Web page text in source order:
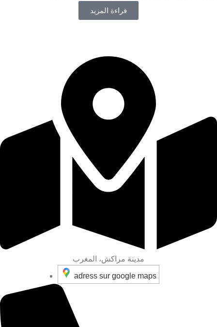
قراءة المزيد
مدينة مراكش، المغرب
adress sur google maps